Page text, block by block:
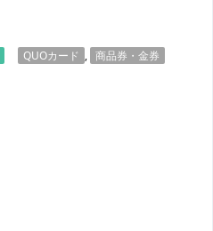
QUOカード , 商品券・金券